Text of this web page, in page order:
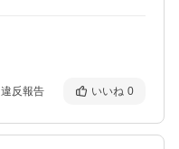
違反報告 いいね 0